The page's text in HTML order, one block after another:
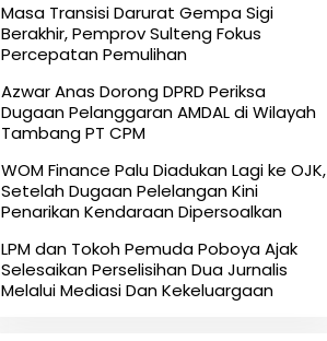
Masa Transisi Darurat Gempa Sigi
Berakhir, Pemprov Sulteng Fokus
Percepatan Pemulihan
Azwar Anas Dorong DPRD Periksa
Dugaan Pelanggaran AMDAL di Wilayah
Tambang PT CPM
‎WOM Finance Palu Diadukan Lagi ke OJK,
Setelah Dugaan Pelelangan Kini
Penarikan Kendaraan Dipersoalkan ‎
LPM dan Tokoh Pemuda Poboya Ajak
Selesaikan Perselisihan Dua Jurnalis
Melalui Mediasi Dan Kekeluargaan